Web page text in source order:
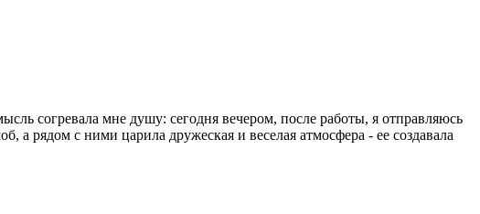
согревала мне душу: сегодня вечером, после работы, я отправляюсь
с ними царила дружеская и веселая атмосфера - ее создавала